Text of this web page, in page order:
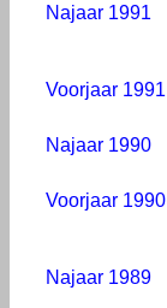
Najaar 1991
Voorjaar 1991
Najaar 1990
Voorjaar 1990
Najaar 1989